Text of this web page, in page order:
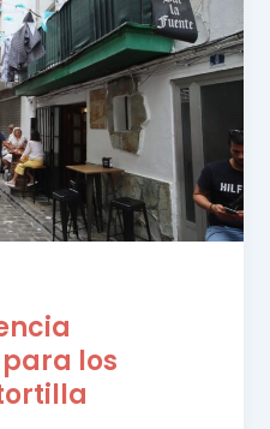
los